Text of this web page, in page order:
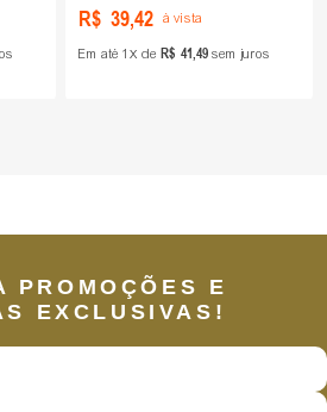
R$ 39,42 à vista
Em até 1 de R$ 41 49 sem juros
PROMOÇÕES E
EXCLUSIVAS!